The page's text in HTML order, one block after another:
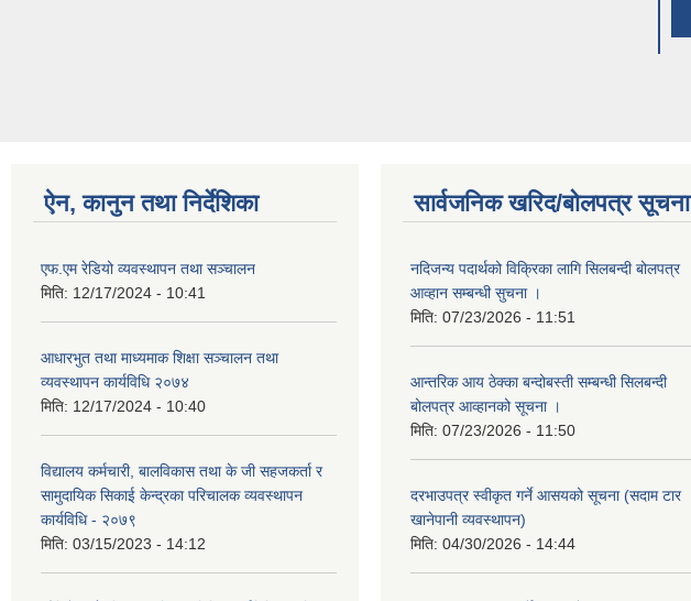
ऐन, कानुन तथा निर्देशिका
एफ.एम रेडियो व्यवस्थापन तथा सञ्चालन
मिति: 12/17/2024 - 10:41
आधारभुत तथा माध्यमाक शिक्षा सञ्चालन तथा
व्यवस्थापन कार्यविधि २०७४
मिति: 12/17/2024 - 10:40
विद्यालय कर्मचारी, बालविकास तथा के जी सहजकर्ता र
सामुदायिक सिकाई केन्द्रका परिचालक व्यवस्थापन
कार्यविधि - २०७९
मिति: 03/15/2023 - 14:12
सार्वजनिक खरिद/बोलपत्र सूचना
नदिजन्य पदार्थको विक्रिका लागि सिलबन्दी बोलपत्र
आव्हान सम्बन्धी सुचना ।
मिति: 07/23/2026 - 11:51
आन्तरिक आय ठेक्का बन्दोबस्ती सम्बन्धी सिलबन्दी
बोलपत्र आव्हानको सूचना ।
मिति: 07/23/2026 - 11:50
दरभाउपत्र स्वीकृत गर्ने आसयको सूचना (सदाम टार
खानेपानी व्यवस्थापन)
मिति: 04/30/2026 - 14:44